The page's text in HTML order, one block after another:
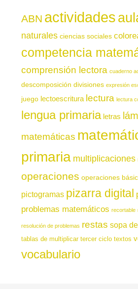
ABN actividades
naturales ciencias sociales
competencia
comprensión lectora cuaderno
descomposición divisiones expresión
juego lectoescritura lectura lectura
lengua primaria letras
matemáticas
primaria multiplicaciones
operaciones operaciones
pictogramas pizarra digital
problemas matemáticos recortable
resolución de problemas restas sopa
tablas de multiplicar tercer ciclo textos
vocabulario